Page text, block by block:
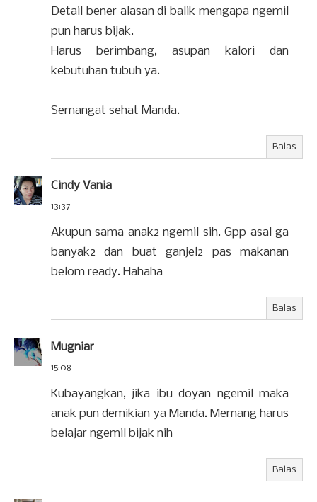
Detail bener alasan di balik mengapa ngemil
pun harus bijak.
Harus berimbang, asupan kalori dan
kebutuhan tubuh ya.
Semangat sehat Manda.
Balas
Cindy Vania
13:37
Akupun sama anak2 ngemil sih. Gpp asal ga
banyak2 dan buat ganjel2 pas makanan
belom ready. Hahaha
Balas
Mugniar
15:08
Kubayangkan, jika ibu doyan ngemil maka
anak pun demikian ya Manda. Memang harus
belajar ngemil bijak nih
Balas